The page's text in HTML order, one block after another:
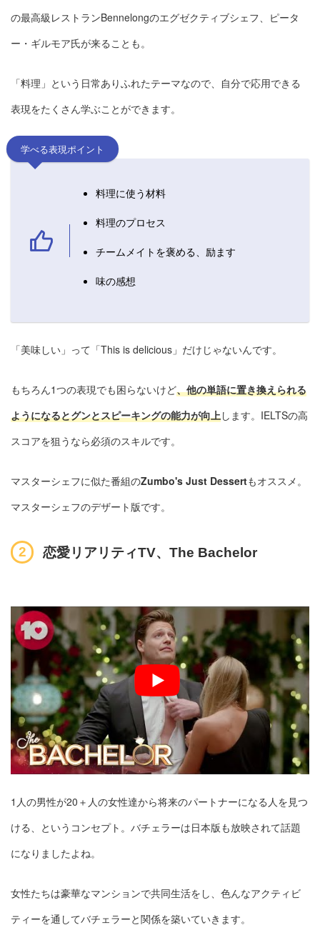
の最高級レストランBennelongのエグゼクティブシェフ、ピータ
ー・ギルモア氏が来ることも。
「料理」という日常ありふれたテーマなので、自分で応用できる
表現をたくさん学ぶことができます。
学べる表現ポイント
料理に使う材料
料理のプロセス
チームメイトを褒める、励ます
味の感想
「美味しい」って「This is delicious」だけじゃないんです。
もちろん1つの表現でも困らないけど、他の単語に置き換えられる
ようになるとグンとスピーキングの能力が向上します。IELTSの高
スコアを狙うなら必須のスキルです。
マスターシェフに似た番組のZumbo's Just Dessertもオススメ。
マスターシェフのデザート版です。
恋愛リアリティTV、The Bachelor
1人の男性が20＋人の女性達から将来のパートナーになる人を見つ
ける、というコンセプト。バチェラーは日本版も放映されて話題
になりましたよね。
女性たちは豪華なマンションで共同生活をし、色んなアクティビ
ティーを通してバチェラーと関係を築いていきます。